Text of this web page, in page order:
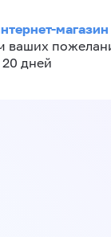
ваших
дней